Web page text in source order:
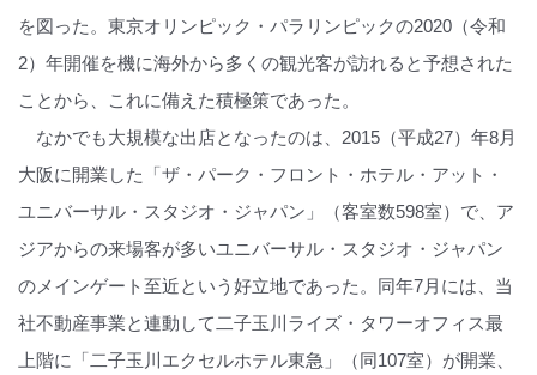
を図った。東京オリンピック・パラリンピックの2020（令和
2）年開催を機に海外から多くの観光客が訪れると予想された
ことから、これに備えた積極策であった。
なかでも大規模な出店となったのは、2015（平成27）年8月
大阪に開業した「ザ・パーク・フロント・ホテル・アット・
ユニバーサル・スタジオ・ジャパン」（客室数598室）で、ア
ジアからの来場客が多いユニバーサル・スタジオ・ジャパン
のメインゲート至近という好立地であった。同年7月には、当
社不動産事業と連動して二子玉川ライズ・タワーオフィス最
上階に「二子玉川エクセルホテル東急」（同107室）が開業、